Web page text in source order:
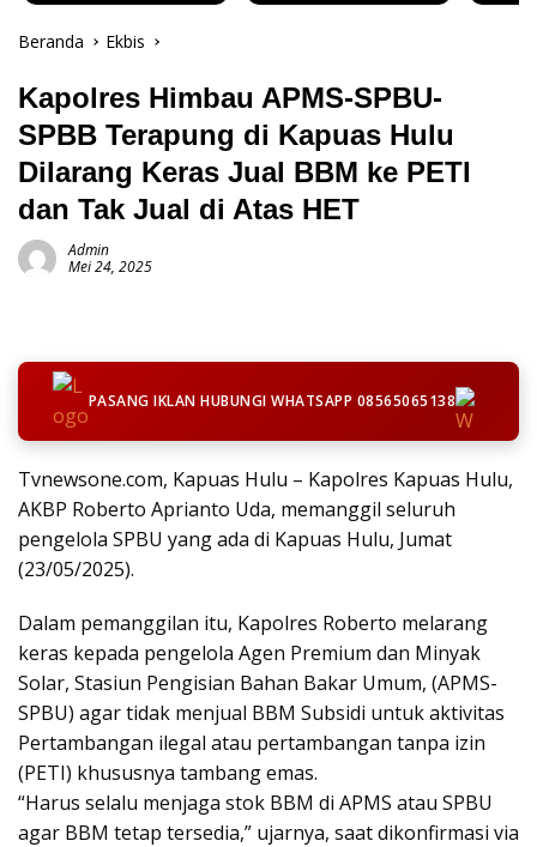
Beranda Ekbis
Kapolres Himbau APMS-SPBU-
SPBB Terapung di Kapuas Hulu
Dilarang Keras Jual BBM ke PETI
dan Tak Jual di Atas HET
Admin
Mei 24, 2025
PASANG IKLAN HUBUNGI WHATSAPP 08565065138
Tvnewsone.com, Kapuas Hulu – Kapolres Kapuas Hulu,
AKBP Roberto Aprianto Uda, memanggil seluruh
pengelola SPBU yang ada di Kapuas Hulu, Jumat
(23/05/2025).
Dalam pemanggilan itu, Kapolres Roberto melarang
keras kepada pengelola Agen Premium dan Minyak
Solar, Stasiun Pengisian Bahan Bakar Umum, (APMS-
SPBU) agar tidak menjual BBM Subsidi untuk aktivitas
Pertambangan ilegal atau pertambangan tanpa izin
(PETI) khususnya tambang emas.
“Harus selalu menjaga stok BBM di APMS atau SPBU
agar BBM tetap tersedia,” ujarnya, saat dikonfirmasi via